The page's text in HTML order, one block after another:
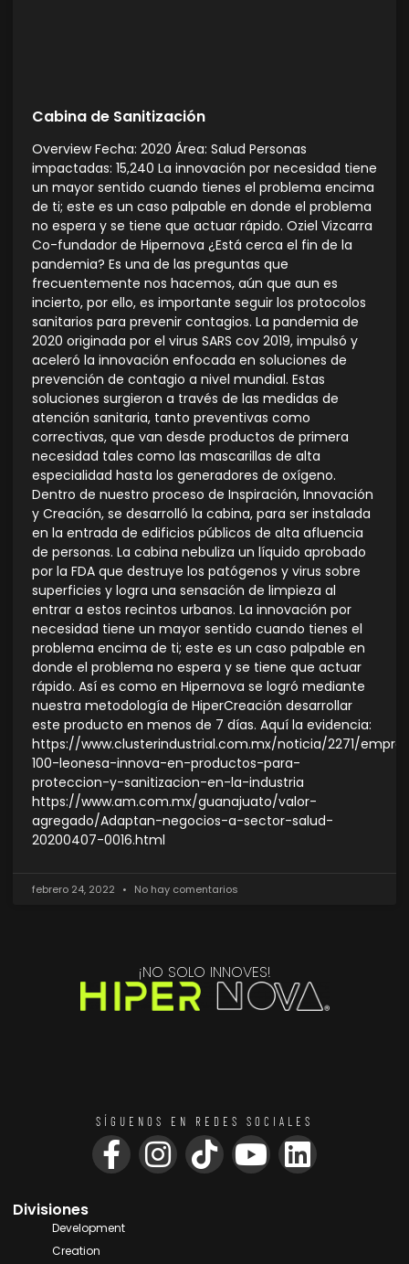
Cabina de Sanitización
Overview Fecha: 2020 Área: Salud Personas
impactadas: 15,240 La innovación por necesidad tiene
un mayor sentido cuando tienes el problema encima
de ti; este es un caso palpable en donde el problema
no espera y se tiene que actuar rápido. Oziel Vizcarra
Co-fundador de Hipernova ¿Está cerca el fin de la
pandemia? Es una de las preguntas que
frecuentemente nos hacemos, aún que aun es
incierto, por ello, es importante seguir los protocolos
sanitarios para prevenir contagios. La pandemia de
2020 originada por el virus SARS cov 2019, impulsó y
aceleró la innovación enfocada en soluciones de
prevención de contagio a nivel mundial. Estas
soluciones surgieron a través de las medidas de
atención sanitaria, tanto preventivas como
correctivas, que van desde productos de primera
necesidad tales como las mascarillas de alta
especialidad hasta los generadores de oxígeno.
Dentro de nuestro proceso de Inspiración, Innovación
y Creación, se desarrolló la cabina, para ser instalada
en la entrada de edificios públicos de alta afluencia
de personas. La cabina nebuliza un líquido aprobado
por la FDA que destruye los patógenos y virus sobre
superficies y logra una sensación de limpieza al
entrar a estos recintos urbanos. La innovación por
necesidad tiene un mayor sentido cuando tienes el
problema encima de ti; este es un caso palpable en
donde el problema no espera y se tiene que actuar
rápido. Así es como en Hipernova se logró mediante
nuestra metodología de HiperCreación desarrollar
este producto en menos de 7 días. Aquí la evidencia:
https://www.clusterindustrial.com.mx/noticia/2271/
100-leonesa-innova-en-productos-para-
proteccion-y-sanitizacion-en-la-industria
https://www.am.com.mx/guanajuato/valor-
agregado/Adaptan-negocios-a-sector-salud-
20200407-0016.html
febrero 24, 2022 No hay comentarios
¡NO SOLO INNOVES!
SÍGUENOS EN REDES SOCIALES
Divisiones
Development
Creation